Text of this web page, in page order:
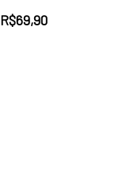
R$69,90